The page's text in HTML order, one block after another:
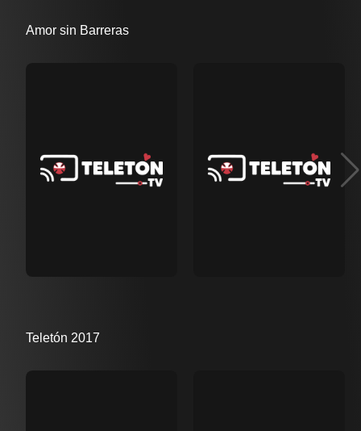
Amor sin Barreras
Teletón 2017